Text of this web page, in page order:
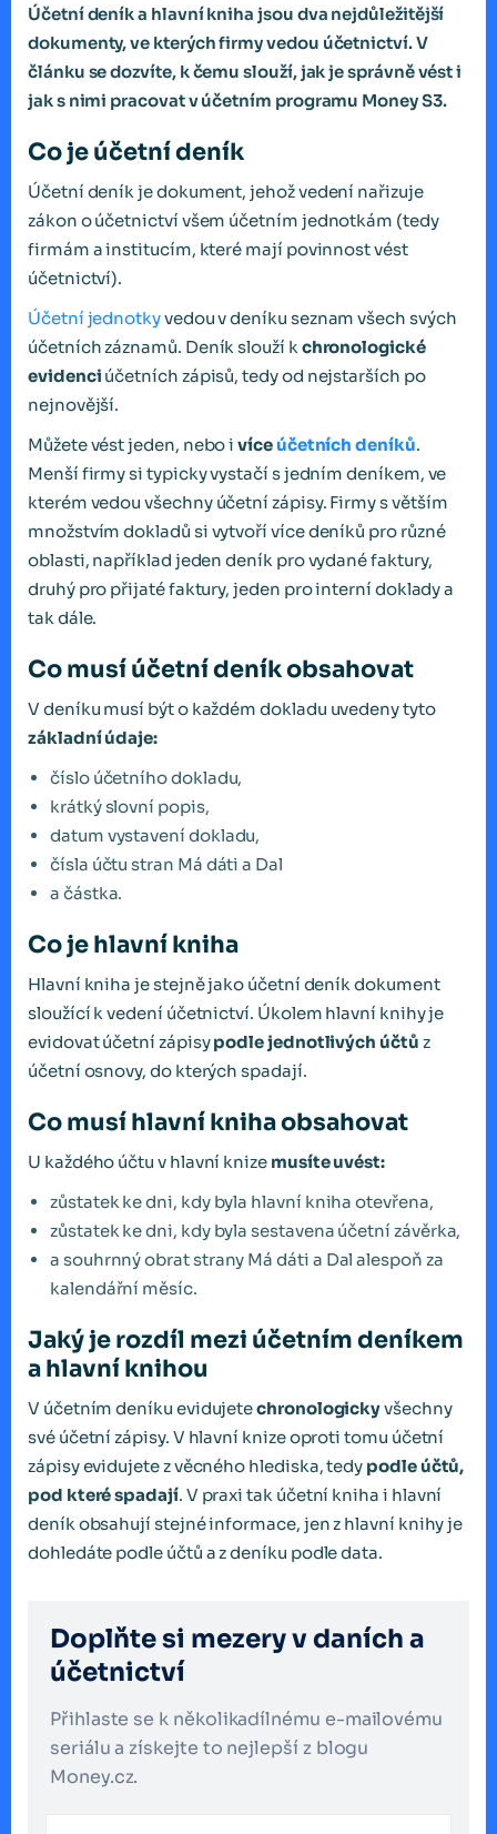
Účetní deník a hlavní kniha jsou dva nejdůležitější
dokumenty, ve kterých firmy vedou účetnictví. V
článku se dozvíte, k čemu slouží, jak je správně vést i
jak s nimi pracovat v účetním programu Money S3.
Co je účetní deník
Účetní deník je dokument, jehož vedení nařizuje
zákon o účetnictví všem účetním jednotkám (tedy
firmám a institucím, které mají povinnost vést
účetnictví).
Účetní jednotkyvedou v deníku seznam všech svých
účetních záznamů. Deník slouží kchronologické
evidenci účetních zápisů, tedy od nejstarších po
nejnovější.
Můžete vést jeden, nebo ivíce účetních deníků.
Menší firmy si typicky vystačí s jedním deníkem, ve
kterém vedou všechny účetní zápisy. Firmy s větším
množstvím dokladů si vytvoří více deníků pro různé
oblasti, například jeden deník pro vydané faktury,
druhý pro přijaté faktury, jeden pro interní doklady a
tak dále.
Co musí účetní deník obsahovat
V deníku musí být o každém dokladu uvedeny tyto
základní údaje:
číslo účetního dokladu,
krátký slovní popis,
datum vystavení dokladu,
čísla účtu stran Má dáti a Dal
a částka.
Co je hlavní kniha
Hlavní kniha je stejně jako účetní deník dokument
sloužící k vedení účetnictví. Úkolem hlavní knihy je
evidovat účetní zápisypodle jednotlivých účtů z
účetní osnovy, do kterých spadají.
Co musí hlavní kniha obsahovat
U každého účtu v hlavní knizemusíte uvést:
zůstatek ke dni, kdy byla hlavní kniha otevřena,
zůstatek ke dni, kdy byla sestavena účetní závěrka,
a souhrnný obrat strany Má dáti a Dal alespoň za
kalendářní měsíc.
Jaký je rozdíl mezi účetním deníkem
a hlavní knihou
V účetním deníku evidujetechronologickyvšechny
své účetní zápisy. V hlavní knize oproti tomu účetní
zápisy evidujete z věcného hlediska, tedy podle účtů,
pod které spadají. V praxi tak účetní kniha i hlavní
deník obsahují stejné informace, jen z hlavní knihy je
dohledáte podle účtů a z deníku podle data.
Doplňte si mezery v daních a
účetnictví
Přihlaste se k několikadílnému e-mailovému
seriálu a získejte to nejlepší z blogu
Money.cz.